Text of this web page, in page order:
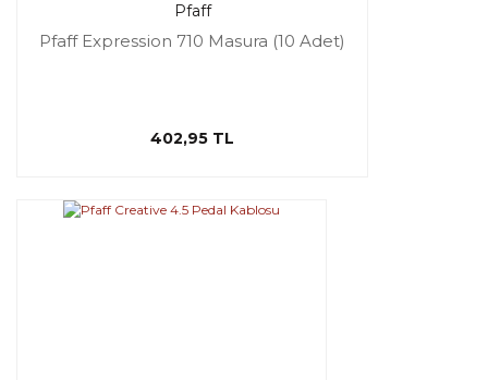
Pfaff
Pfaff Expression 710 Masura (10 Adet)
402,95 TL